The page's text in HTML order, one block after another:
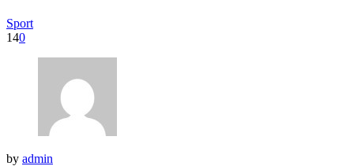
Sport
140
by admin